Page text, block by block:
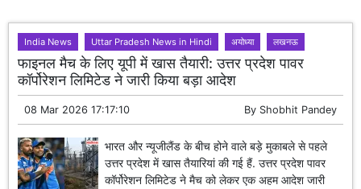
India News Uttar Pradesh News in Hindi अयोध्या लखनऊ
फाइनल मैच के लिए यूपी में खास तैयारी: उत्तर प्रदेश पावर
कॉर्पोरेशन लिमिटेड ने जारी किया बड़ा आदेश
08 Mar 2026 17:17:10 By Shobhit Pandey
भारत और न्यूजीलैंड के बीच होने वाले बड़े मुकाबले से पहले
उत्तर प्रदेश में खास तैयारियां की गई हैं. उत्तर प्रदेश पावर
कॉर्पोरेशन लिमिटेड ने मैच को लेकर एक अहम आदेश जारी